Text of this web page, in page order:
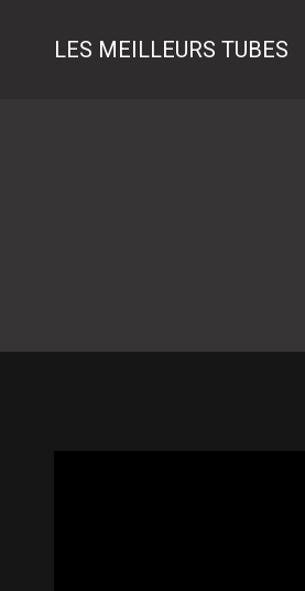
LES MEILLEURS TUBES